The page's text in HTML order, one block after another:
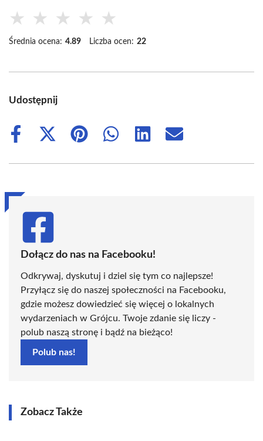
★ ★ ★ ★ ★
Średnia ocena: 4.89 Liczba ocen: 22
Udostępnij
Share
Share
(Twitter)
Share
Share
Share
Share
Dołącz do nas na Facebooku!
Odkrywaj, dyskutuj i dziel się tym co najlepsze!
Przyłącz się do naszej społeczności na Facebooku,
gdzie możesz dowiedzieć się więcej o lokalnych
wydarzeniach w Grójcu. Twoje zdanie się liczy -
polub naszą stronę i bądź na bieżąco!
Polub nas!
Zobacz Także